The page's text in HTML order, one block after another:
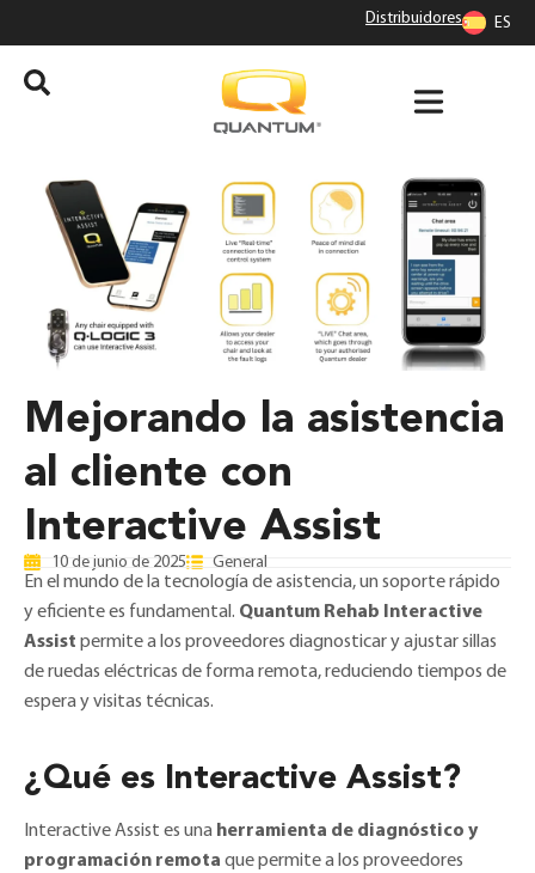
ES
Distribuidores
Mejorando la asistencia
al cliente con
Interactive Assist
10 de junio de 2025 General
En el mundo de la tecnología de asistencia, un soporte rápido
y eficiente es fundamental. Quantum Rehab Interactive
Assist permite a los proveedores diagnosticar y ajustar sillas
de ruedas eléctricas de forma remota, reduciendo tiempos de
espera y visitas técnicas.
¿Qué es Interactive Assist?
Interactive Assist es una herramienta de diagnóstico y
programación remota que permite a los proveedores